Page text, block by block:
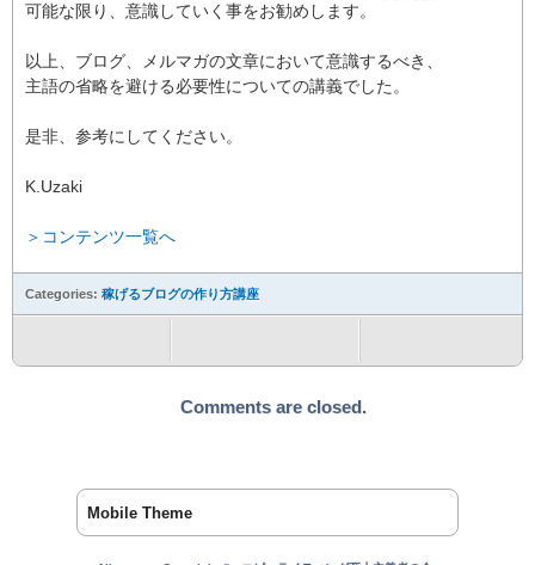
可能な限り、意識していく事をお勧めします。
以上、ブログ、メルマガの文章において意識するべき、
主語の省略を避ける必要性についての講義でした。
是非、参考にしてください。
K.Uzaki
＞コンテンツ一覧へ
Categories: 稼げるブログの作り方講座
Comments are closed.
Mobile Theme